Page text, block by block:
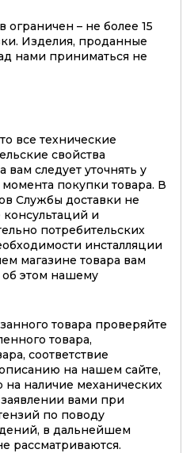
– не более 15
Изделия, проданные
нами приниматься не
все технические
свойства
вам следует уточнять у
покупки товара. В
Службы доставки не
и
потребительских
инсталляции
магазине товара вам
этом нашему
товара проверяйте
товара,
соответствие
на нашем сайте,
на наличие механических
вами при
по поводу
в дальнейшем
рассматриваются.